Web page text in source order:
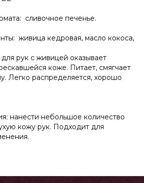
сливочное печенье.
живица кедровая, масло кокоса,
рук с живицей оказывает
коже. Питает, смягчает
Легко распределяется, хорошо
нанести небольшое количество
кожу рук. Подходит для